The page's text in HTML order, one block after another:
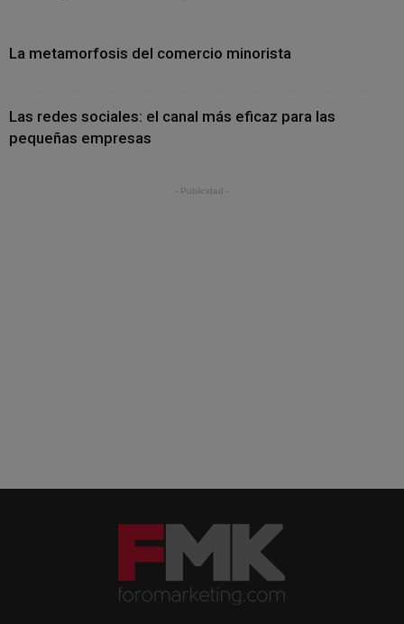
La metamorfosis del comercio minorista
Las redes sociales: el canal más eficaz para las
pequeñas empresas
- Publicidad -